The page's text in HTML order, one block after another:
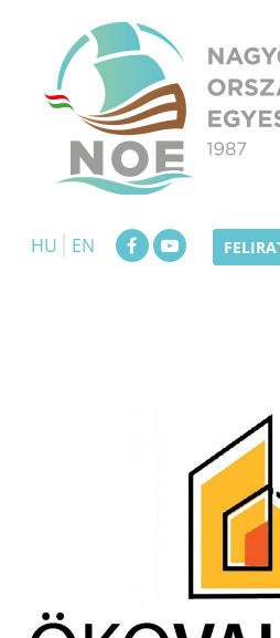
content
HU
EN